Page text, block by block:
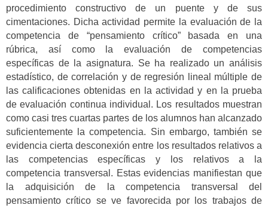
procedimiento constructivo de un puente y de sus
cimentaciones. Dicha actividad permite la evaluación de la
competencia de “pensamiento crítico” basada en una
rúbrica, así como la evaluación de competencias
específicas de la asignatura. Se ha realizado un análisis
estadístico, de correlación y de regresión lineal múltiple de
las calificaciones obtenidas en la actividad y en la prueba
de evaluación continua individual. Los resultados muestran
como casi tres cuartas partes de los alumnos han alcanzado
suficientemente la competencia. Sin embargo, también se
evidencia cierta desconexión entre los resultados relativos a
las competencias específicas y los relativos a la
competencia transversal. Estas evidencias manifiestan que
la adquisición de la competencia transversal del
pensamiento crítico se ve favorecida por los trabajos de